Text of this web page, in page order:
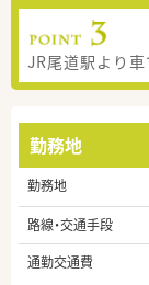
JR尾道駅より車
勤務地
勤務地
路線・交通手段
通勤交通費